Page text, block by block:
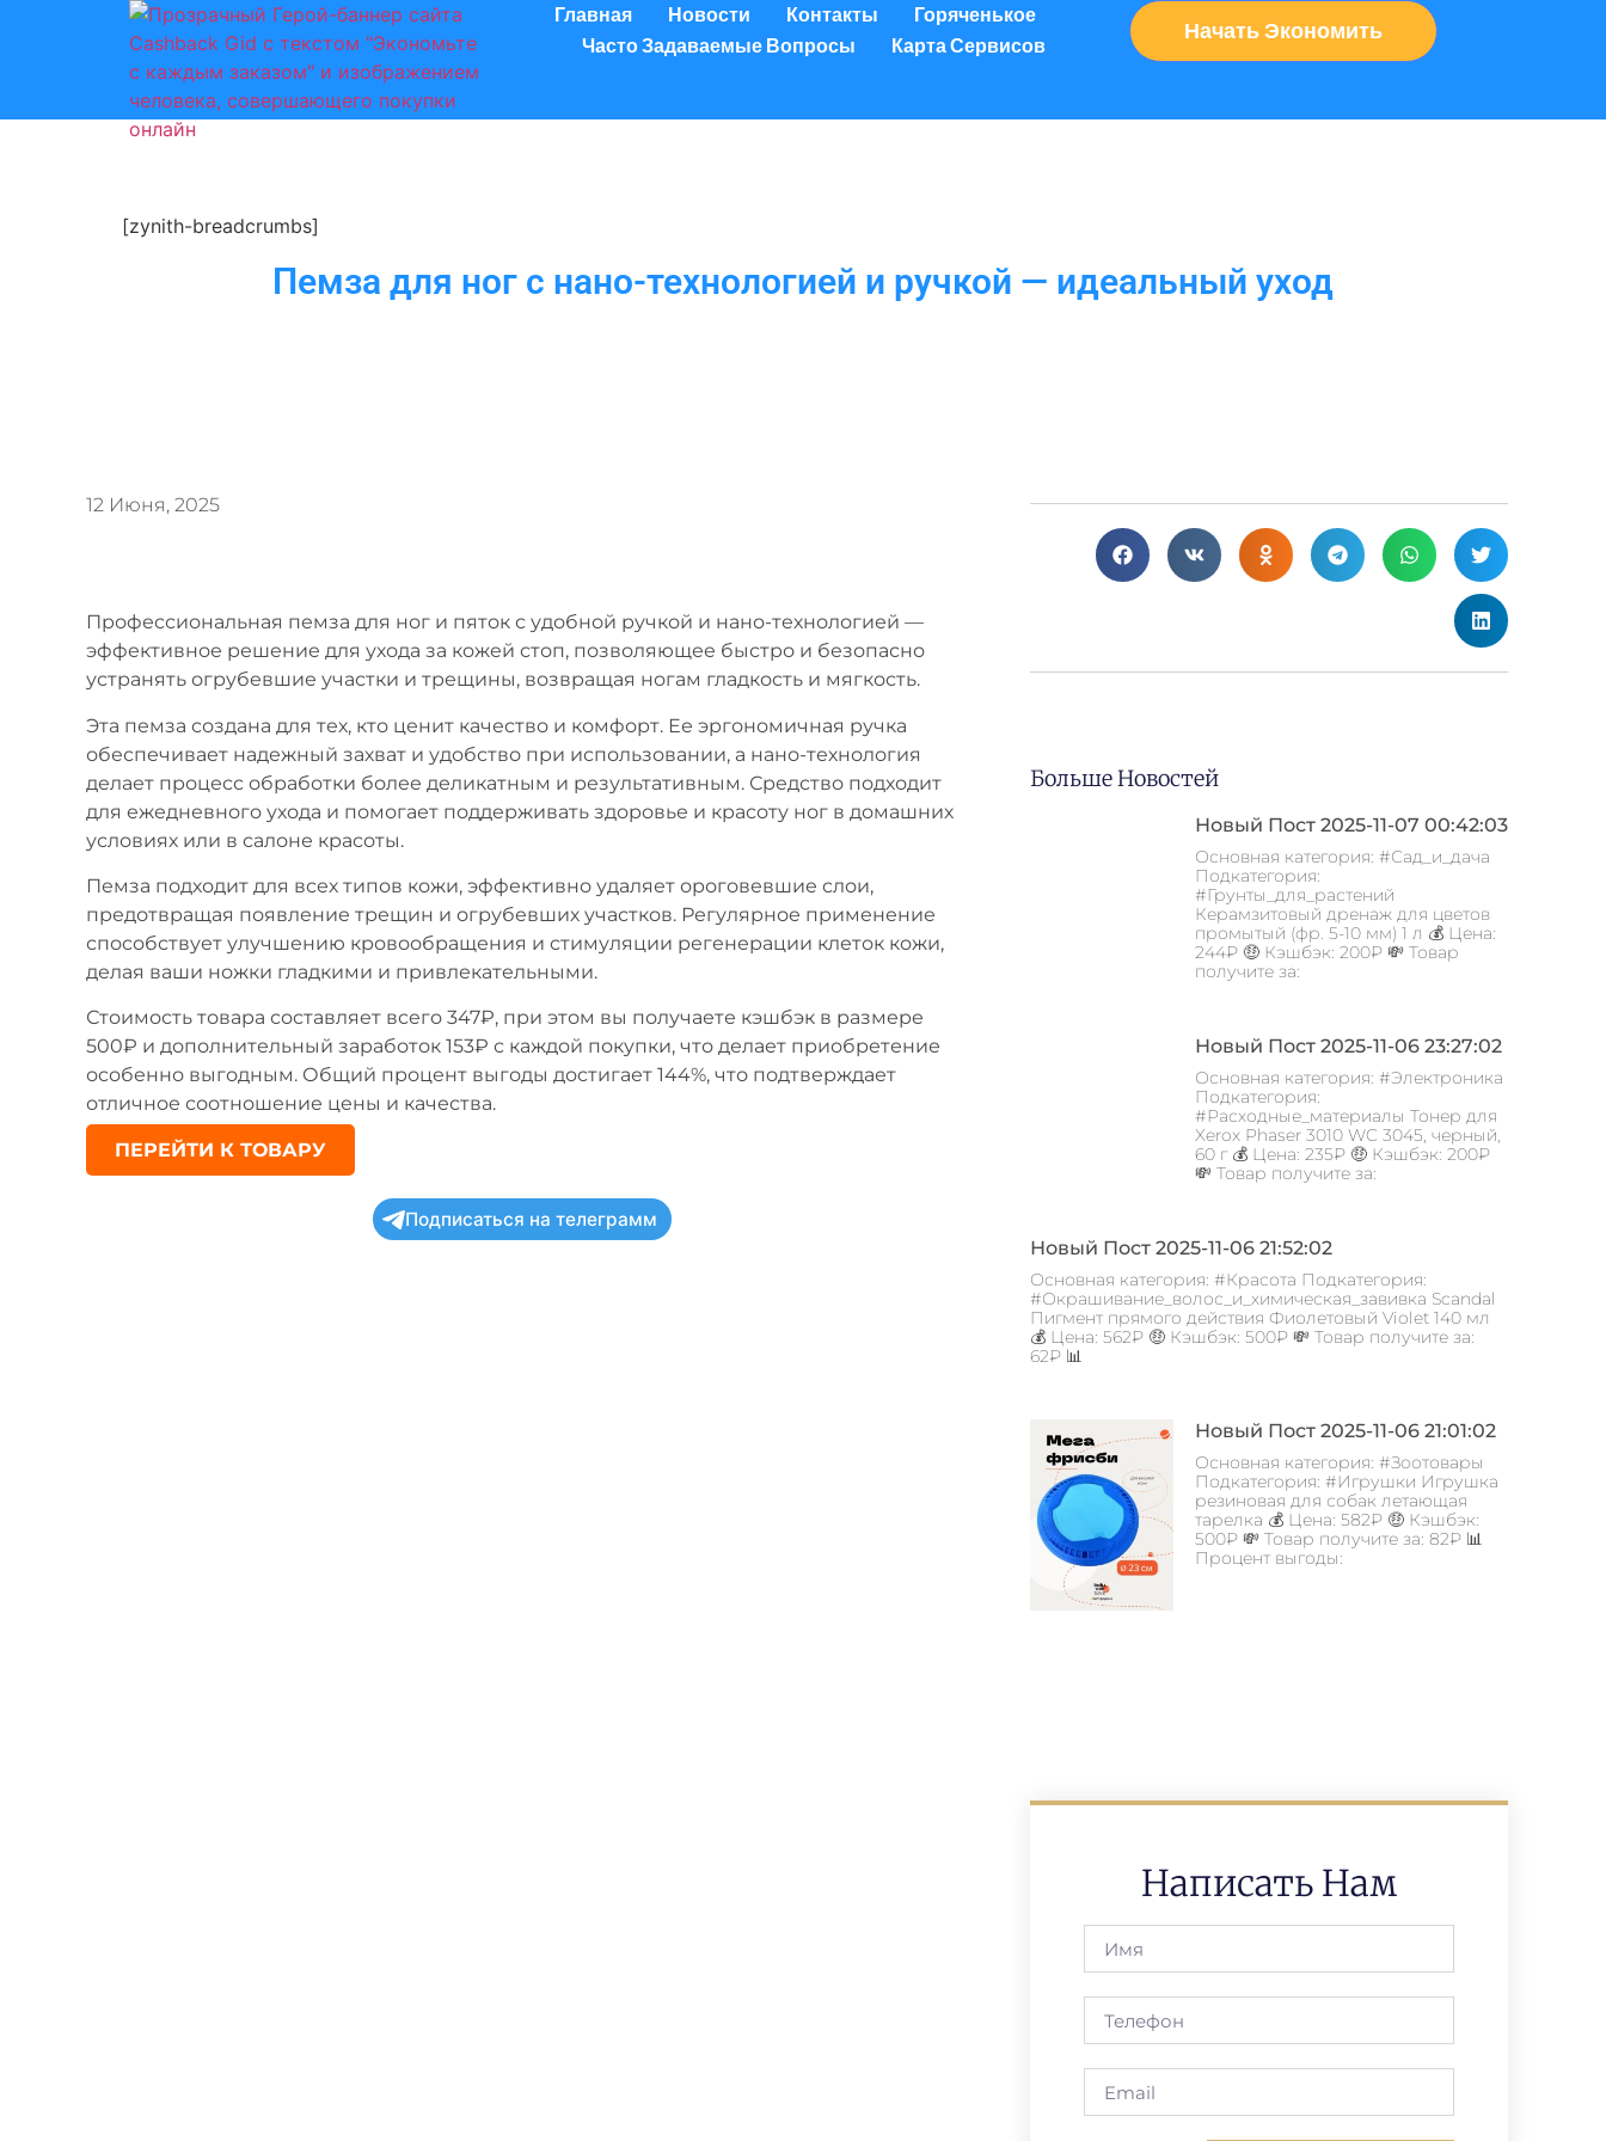
Главная Новости Контакты
Горяченькое
Часто Задаваемые Вопросы
Карта Сервисов
Начать Экономить
[zynith-breadcrumbs]
Пемза для ног с нано-технологией и ручкой — идеальный уход
12 Июня, 2025
Профессиональная пемза для ног и пяток с удобной ручкой и нано-технологией —
эффективное решение для ухода за кожей стоп, позволяющее быстро и безопасно
устранять огрубевшие участки и трещины, возвращая ногам гладкость и мягкость.
Эта пемза создана для тех, кто ценит качество и комфорт. Ее эргономичная ручка
обеспечивает надежный захват и удобство при использовании, а нано-технология
делает процесс обработки более деликатным и результативным. Средство подходит
для ежедневного ухода и помогает поддерживать здоровье и красоту ног в домашних
условиях или в салоне красоты.
Пемза подходит для всех типов кожи, эффективно удаляет ороговевшие слои,
предотвращая появление трещин и огрубевших участков. Регулярное применение
способствует улучшению кровообращения и стимуляции регенерации клеток кожи,
делая ваши ножки гладкими и привлекательными.
Стоимость товара составляет всего 347₽, при этом вы получаете кэшбэк в размере
500₽ и дополнительный заработок 153₽ с каждой покупки, что делает приобретение
особенно выгодным. Общий процент выгоды достигает 144%, что подтверждает
отличное соотношение цены и качества.
ПЕРЕЙТИ К ТОВАРУ
Подписаться на телеграмм
Больше Новостей
Новый Пост 2025-11-07 00:42:03
Основная категория: #Сад_и_дача
Подкатегория:
#Грунты_для_растений
Керамзитовый дренаж для цветов
промытый (фр. 5-10 мм) 1 л 💰 Цена:
244₽ 🤑 Кэшбэк: 200₽ 💸 Товар
получите за:
Новый Пост 2025-11-06 23:27:02
Основная категория: #Электроника
Подкатегория:
#Расходные_материалы Тонер для
Xerox Phaser 3010 WC 3045, черный,
60 г 💰 Цена: 235₽ 🤑 Кэшбэк: 200₽
💸 Товар получите за:
Новый Пост 2025-11-06 21:52:02
Основная категория: #Красота Подкатегория:
#Окрашивание_волос_и_химическая_завивка Scandal
Пигмент прямого действия Фиолетовый Violet 140 мл
💰 Цена: 562₽ 🤑 Кэшбэк: 500₽ 💸 Товар получите за:
62₽ 📊
Новый Пост 2025-11-06 21:01:02
Основная категория: #Зоотовары
Подкатегория: #Игрушки Игрушка
резиновая для собак летающая
тарелка 💰 Цена: 582₽ 🤑 Кэшбэк:
500₽ 💸 Товар получите за: 82₽ 📊
Процент выгоды:
Написать Нам